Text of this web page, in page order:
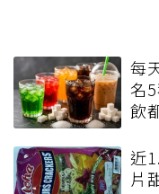
每
名
飲
近
片